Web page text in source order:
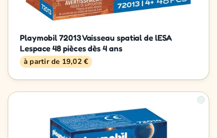
Playmobil 72013 Vaisseau spatial de lESA
Lespace 48 pièces dès 4 ans
à partir de 19,02 €